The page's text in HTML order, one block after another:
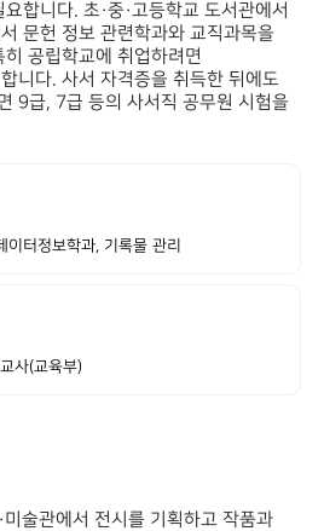
합니다. 초·중·고등학교 도서관에서
문헌 정보 관련학과와 교직과목을
공립학교에 취업하려면
니다. 사서 자격증을 취득한 뒤에도
9급, 7급 등의 사서직 공무원 시험을
터정보학과, 기록물 관리
사(교육부)
술관에서 전시를 기획하고 작품과